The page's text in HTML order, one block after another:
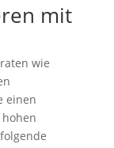
mit
wie
einen